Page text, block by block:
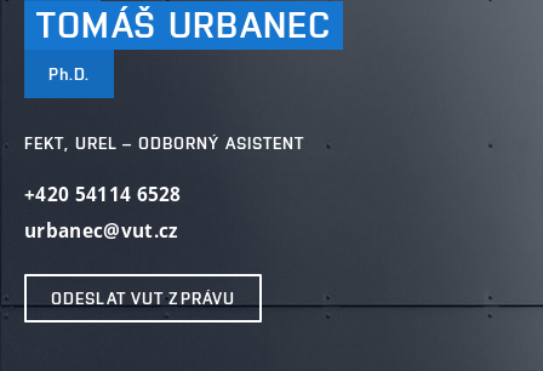
TOMÁŠ URBANEC
Ph.D.
FEKT, UREL – ODBORNÝ ASISTENT
+420 54114 6528
urbanec@vut.cz
ODESLAT VUT ZPRÁVU